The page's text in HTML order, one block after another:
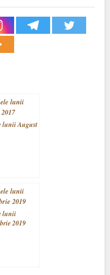
lunii August
lunii
2019